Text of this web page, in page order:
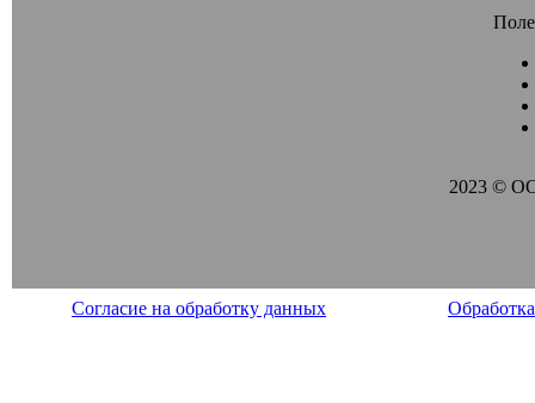
2023 ©
Согласие на обработку данных